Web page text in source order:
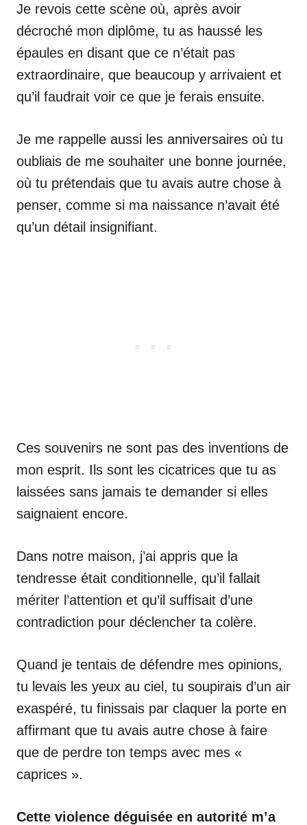
Je revois cette scène où, après avoir
décroché mon diplôme, tu as haussé les
épaules en disant que ce n’était pas
extraordinaire, que beaucoup y arrivaient et
qu’il faudrait voir ce que je ferais ensuite.
Je me rappelle aussi les anniversaires où tu
oubliais de me souhaiter une bonne journée,
où tu prétendais que tu avais autre chose à
penser, comme si ma naissance n’avait été
qu’un détail insignifiant.
Ces souvenirs ne sont pas des inventions de
mon esprit. Ils sont les cicatrices que tu as
laissées sans jamais te demander si elles
saignaient encore.
Dans notre maison, j’ai appris que la
tendresse était conditionnelle, qu’il fallait
mériter l’attention et qu’il suffisait d’une
contradiction pour déclencher ta colère.
Quand je tentais de défendre mes opinions,
tu levais les yeux au ciel, tu soupirais d’un air
exaspéré, tu finissais par claquer la porte en
affirmant que tu avais autre chose à faire
que de perdre ton temps avec mes «
caprices ».
Cette violence déguisée en autorité m’a